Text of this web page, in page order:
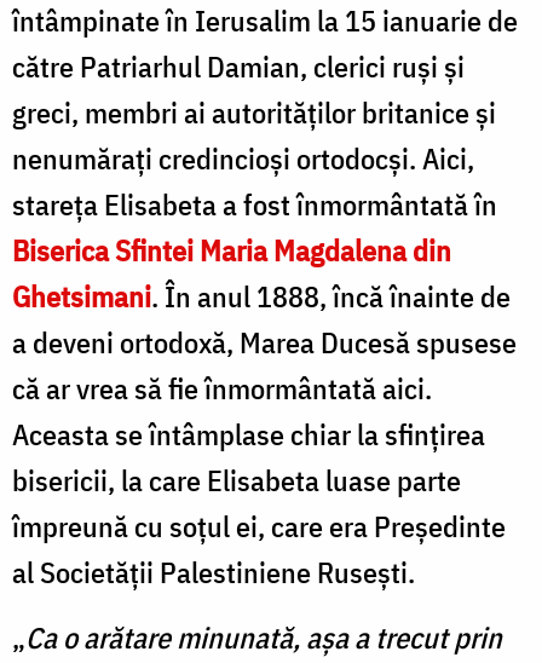
întâmpinate în Ierusalim la 15 ianuarie de
către Patriarhul Damian, clerici ruși și
greci, membri ai autorităților britanice și
nenumărați credincioși ortodocși. Aici,
stareța Elisabeta a fost înmormântată în
Biserica Sfintei Maria Magdalena din
Ghetsimani. În anul 1888, încă înainte de
a deveni ortodoxă, Marea Ducesă spusese
că ar vrea să fie înmormântată aici.
Aceasta se întâmplase chiar la sfințirea
bisericii, la care Elisabeta luase parte
împreună cu soțul ei, care era Președinte
al Societății Palestiniene Rusești.
„Ca o arătare minunată, așa a trecut prin